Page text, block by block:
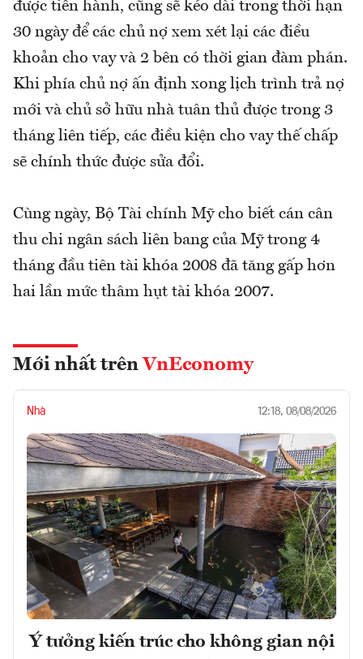
được tiến hành, cũng sẽ kéo dài trong thời hạn
30 ngày để các chủ nợ xem xét lại các điều
khoản cho vay và 2 bên có thời gian đàm phán.
Khi phía chủ nợ ấn định xong lịch trình trả nợ
mới và chủ sở hữu nhà tuân thủ được trong 3
tháng liên tiếp, các điều kiện cho vay thế chấp
sẽ chính thức được sửa đổi.
Cùng ngày, Bộ Tài chính Mỹ cho biết cán cân
thu chi ngân sách liên bang của Mỹ trong 4
tháng đầu tiên tài khóa 2008 đã tăng gấp hơn
hai lần mức thâm hụt tài khóa 2007.
Mới nhất trên VnEconomy
Nhà 12:18, 08/08/2026
Ý tưởng kiến trúc cho không gian nội